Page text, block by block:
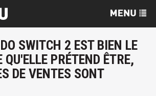
SWITCH 2 EST BIEN LE
QU'ELLE PRÉTEND ÊTRE,
DE VENTES SONT